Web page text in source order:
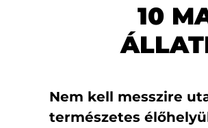
10
Nem kell messzire
természetes